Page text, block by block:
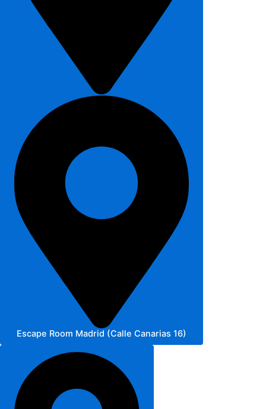
Escape Room Madrid (Calle Canarias 16)